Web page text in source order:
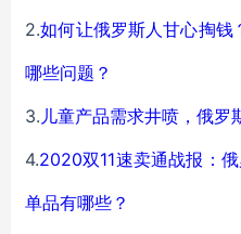
2.如何让俄罗斯人甘心掏
哪些问题？
3. 儿童产品需求井喷，俄罗
4.2020双11速卖通战报：
单品有哪些？